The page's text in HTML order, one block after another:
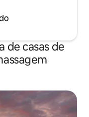
de casas de